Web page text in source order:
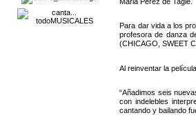
Para dar vida a los
profesora de danza
(CHICAGO, SWEET
Al reinventar la
“Añadimos seis
con indelebles
cantando y bailando